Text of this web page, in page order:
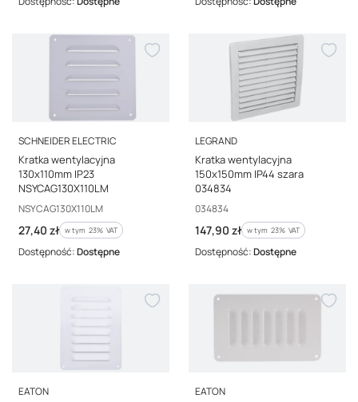
PRODUCENT
SCHNEIDER ELECTRIC
Kratka wentylacyjna
130x110mm IP23
NSYCAG130X110LM
Kod producenta
NSYCAG130X110LM
Cena brutto
27,40 zł w tym %s VAT
w tym 23% VAT
Dostępność:Dostępne
PRODUCENT
LEGRAND
Kratka wentylacyjna
150x150mm IP44 szara
034834
Kod producenta
034834
Cena brutto
147,90 zł w tym %s VAT
w tym 23% VAT
Dostępność:Dostępne
PRODUCENT
EATON PRODUCENT
EATON